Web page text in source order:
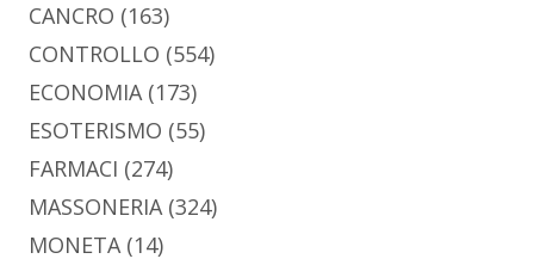
CANCRO (163)
CONTROLLO (554)
ECONOMIA(173)
ESOTERISMO (55)
FARMACI (274)
MASSONERIA(324)
MONETA(14)